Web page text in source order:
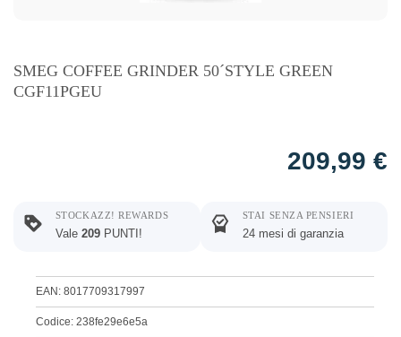
SMEG COFFEE GRINDER 50´STYLE GREEN
CGF11PGEU
209,99 €
STOCKAZZ! REWARDS
Vale 209 PUNTI!
STAI SENZA PENSIERI
24 mesi di garanzia
EAN: 8017709317997
Codice: 238fe29e6e5a